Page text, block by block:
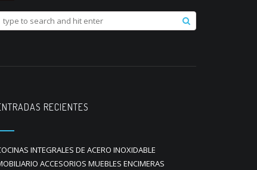
RECIENTES
INTEGRALES DE ACERO INOXIDABLE
ACCESORIOS MUEBLES ENCIMERAS